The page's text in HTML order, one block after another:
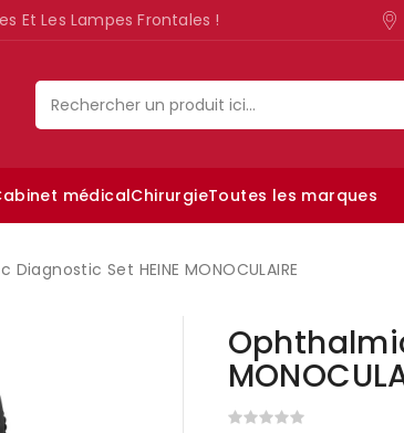
Et Les Lampes Frontales !
médicalChirurgieToutes les marques
Set HEINE MONOCULAIRE